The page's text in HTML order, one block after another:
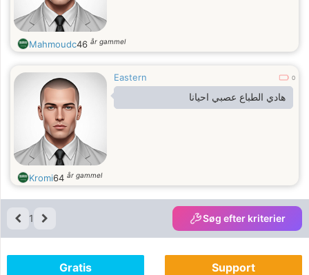
Mahmoudc46 år gammel
Eastern 0
هادي الطباع عصبي احيانا
Kromi64 år gammel
1 Søg efter kriterier
Gratis Support